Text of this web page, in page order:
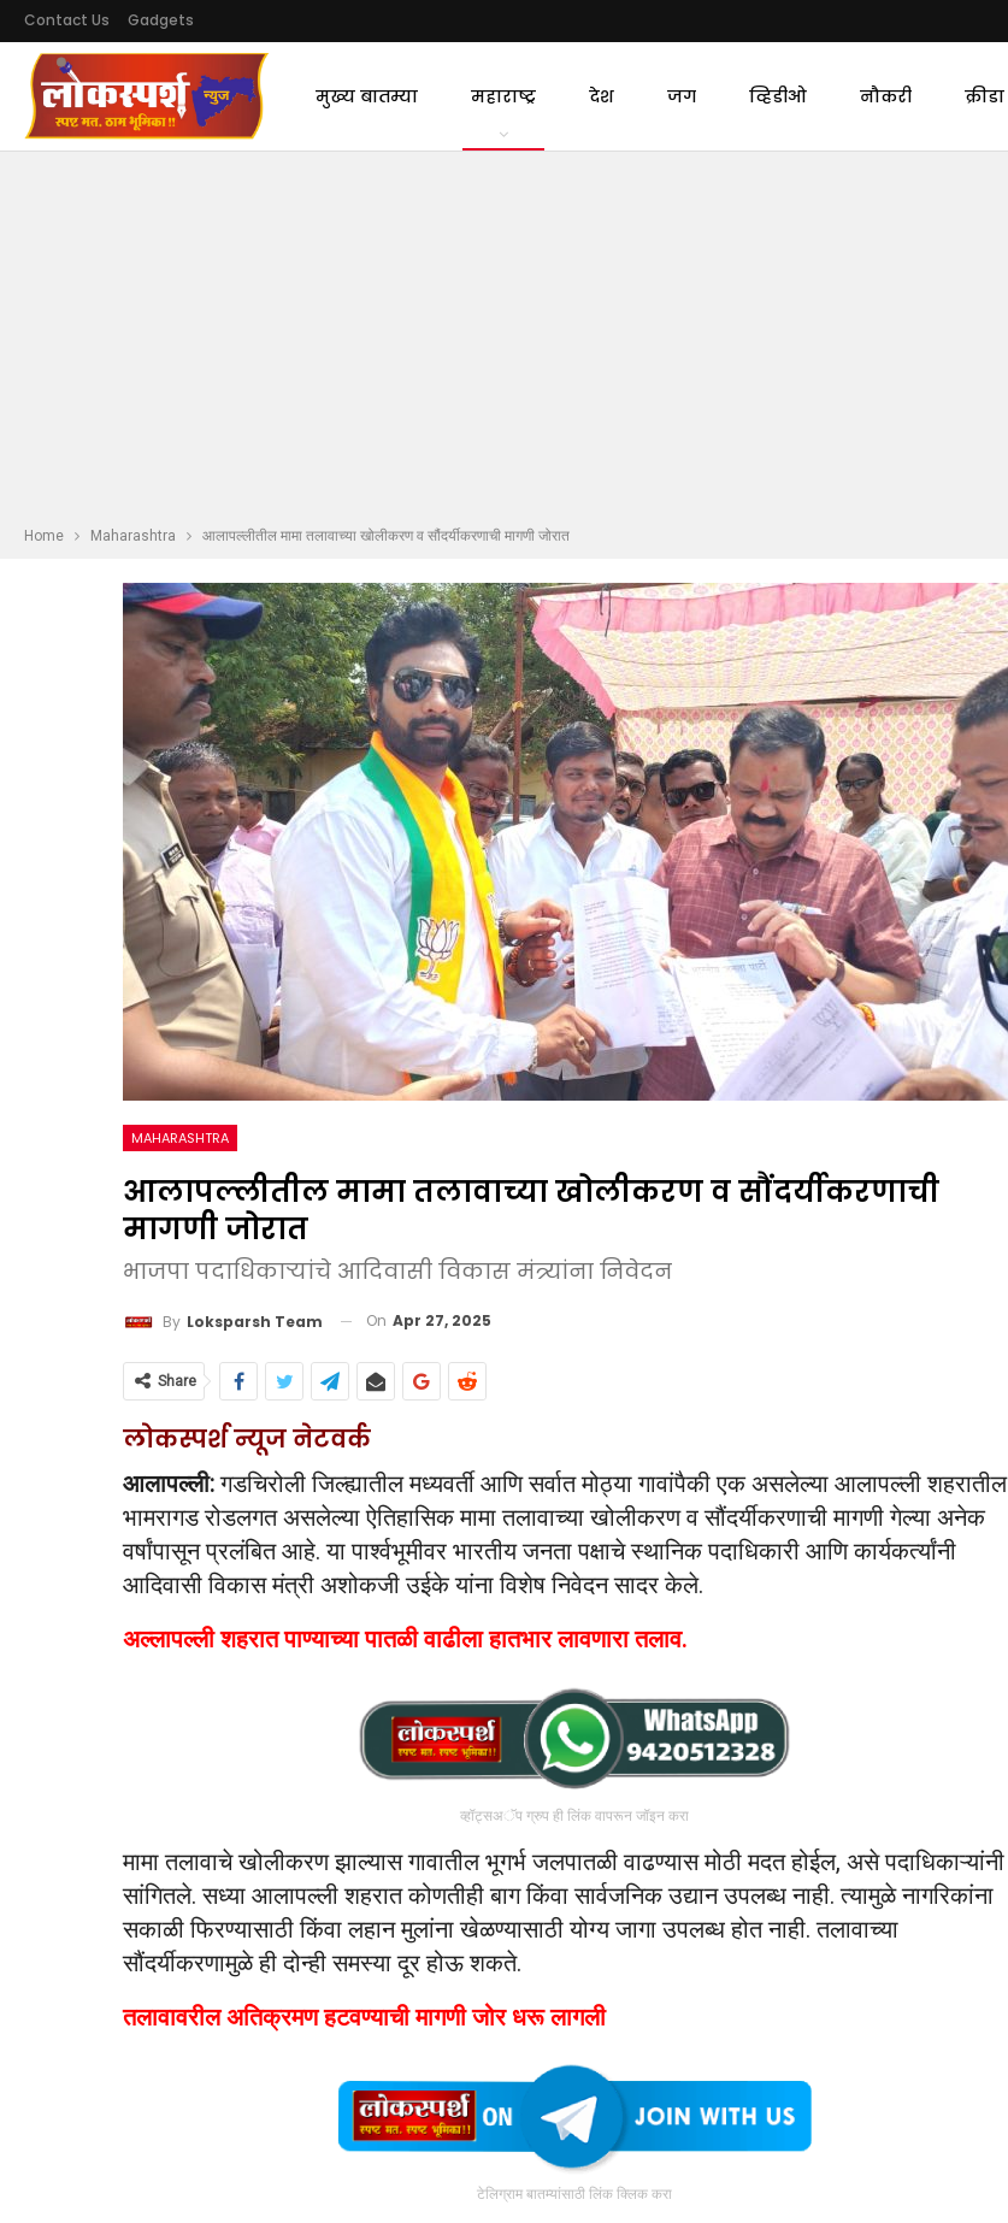
Contact Us Gadgets
मुख्य बातम्या महाराष्ट्र देश जग व्हिडीओ नौकरी क्रीडा
Home Maharashtra आलापल्लीतील मामा तलावाच्या खोलीकरण व सौंदर्यीकरणाची मागणी जोरात
MAHARASHTRA
आलापल्लीतील मामा तलावाच्या खोलीकरण व सौंदर्यीकरणाची
मागणी जोरात
भाजपा पदाधिकाऱ्यांचे आदिवासी विकास मंत्र्यांना निवेदन
By Loksparsh Team On Apr 27, 2025
Share
लोकस्पर्श न्यूज नेटवर्क
आलापल्ली:गडचिरोली जिल्ह्यातील मध्यवर्ती आणि सर्वात मोठ्या गावांपैकी एक असलेल्या आलापल्ली शहरातील
भामरागड रोडलगत असलेल्या ऐतिहासिक मामा तलावाच्या खोलीकरण व सौंदर्यीकरणाची मागणी गेल्या अनेक
वर्षांपासून प्रलंबित आहे. या पार्श्वभूमीवर भारतीय जनता पक्षाचे स्थानिक पदाधिकारी आणि कार्यकर्त्यांनी
आदिवासी विकास मंत्री अशोकजी उईके यांना विशेष निवेदन सादर केले.
अल्लापल्ली शहरात पाण्याच्या पातळी वाढीला हातभार लावणारा तलाव.
व्हॉट्सअॅप ग्रुप ही लिंक वापरून जॉइन करा
मामा तलावाचे खोलीकरण झाल्यास गावातील भूगर्भ जलपातळी वाढण्यास मोठी मदत होईल, असे पदाधिकाऱ्यांनी
सांगितले. सध्या आलापल्ली शहरात कोणतीही बाग किंवा सार्वजनिक उद्यान उपलब्ध नाही. त्यामुळे नागरिकांना
सकाळी फिरण्यासाठी किंवा लहान मुलांना खेळण्यासाठी योग्य जागा उपलब्ध होत नाही. तलावाच्या
सौंदर्यीकरणामुळे ही दोन्ही समस्या दूर होऊ शकते.
तलावावरील अतिक्रमण हटवण्याची मागणी जोर धरू लागली
टेलिग्राम बातम्यांसाठी लिंक क्लिक करा